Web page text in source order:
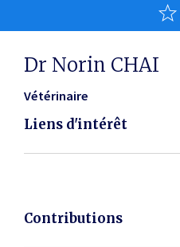
Dr Norin CHAI
Vétérinaire
Liens d'intérêt
Contributions